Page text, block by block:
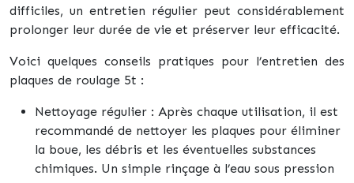
difficiles, un entretien régulier peut considérablement
prolonger leur durée de vie et préserver leur efficacité.
Voici quelques conseils pratiques pour l’entretien des
plaques de roulage 5t :
Nettoyage régulier : Après chaque utilisation, il est
recommandé de nettoyer les plaques pour éliminer
la boue, les débris et les éventuelles substances
chimiques. Un simple rinçage à l’eau sous pression